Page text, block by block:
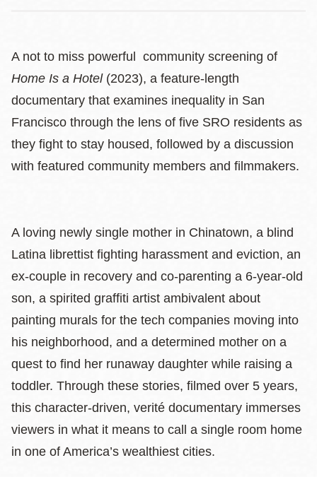
A not to miss powerful community screening of
Home Is a Hotel(2023), a feature-length
documentary that examines inequality in San
Francisco through the lens of five SRO residents as
they fight to stay housed, followed by a discussion
with featured community members and filmmakers.
A loving newly single mother in Chinatown, a blind
Latina librettist fighting harassment and eviction, an
ex-couple in recovery and co-parenting a 6-year-old
son, a spirited graffiti artist ambivalent about
painting murals for the tech companies moving into
his neighborhood, and a determined mother on a
quest to find her runaway daughter while raising a
toddler. Through these stories, filmed over 5 years,
this character-driven, verité documentary immerses
viewers in what it means to call a single room home
in one of America’s wealthiest cities.